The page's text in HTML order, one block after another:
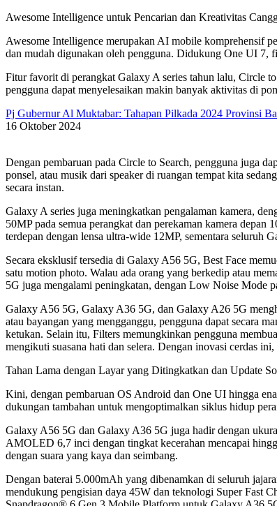
Awesome Intelligence untuk Pencarian dan Kreativitas
Awesome Intelligence merupakan AI mobile komprehensif
dan mudah digunakan oleh pengguna. Didukung One UI 7,
Fitur favorit di perangkat Galaxy A series tahun lalu, Circle
pengguna dapat menyelesaikan makin banyak aktivitas di
Pj Gubernur Al Muktabar: Tahapan Pilkada 2024 Provinsi
16 Oktober 2024
Dengan pembaruan pada Circle to Search, pengguna juga
ponsel, atau musik dari speaker di ruangan tempat kita
secara instan.
Galaxy A series juga meningkatkan pengalaman kamera,
50MP pada semua perangkat dan perekaman kamera
terdepan dengan lensa ultra-wide 12MP, sementara seluruh
Secara eksklusif tersedia di Galaxy A56 5G, Best Face
satu motion photo. Walau ada orang yang berkedip atau
5G juga mengalami peningkatan, dengan Low Noise Mode
Galaxy A56 5G, Galaxy A36 5G, dan Galaxy A26 5G
atau bayangan yang mengganggu, pengguna dapat secara
ketukan. Selain itu, Filters memungkinkan pengguna
mengikuti suasana hati dan selera. Dengan inovasi cerdas
Tahan Lama dengan Layar yang Ditingkatkan dan Update
Kini, dengan pembaruan OS Android dan One UI hingga
dukungan tambahan untuk mengoptimalkan siklus hidup
Galaxy A56 5G dan Galaxy A36 5G juga hadir dengan
AMOLED 6,7 inci dengan tingkat kecerahan mencapai
dengan suara yang kaya dan seimbang.
Dengan baterai 5.000mAh yang dibenamkan di seluruh
mendukung pengisian daya 45W dan teknologi Super Fast